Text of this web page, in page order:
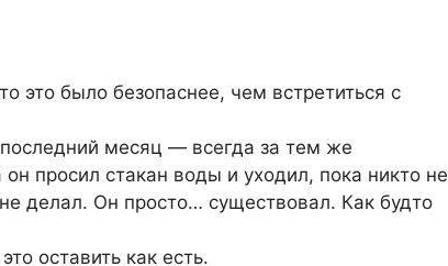
это было безопаснее, чем встретиться с
месяц — всегда за тем же
просил стакан воды и уходил, пока никто не
делал. Он просто… существовал. Как будто
оставить как есть.